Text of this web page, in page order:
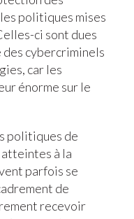
politiques mises
ci sont dues
des cybercriminels
car les
énorme sur le
politiques de
à la
parfois se
de
recevoir